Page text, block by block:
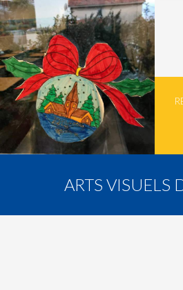
ARTS VISUELS